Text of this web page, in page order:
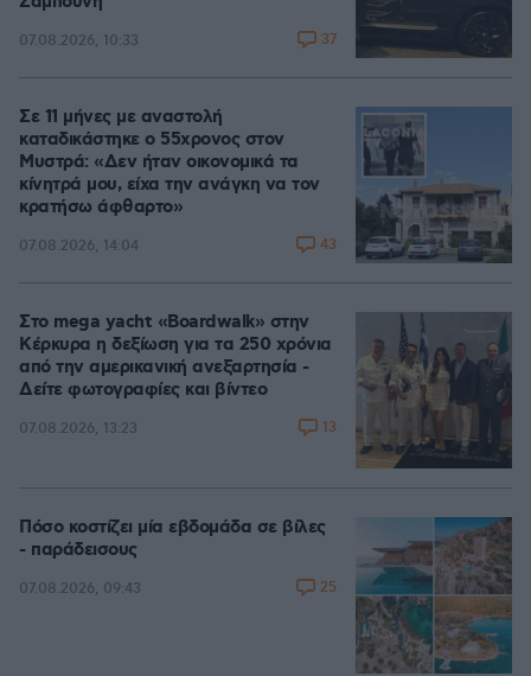
07.08.2026, 10:33 37
Σε 11 μήνες με αναστολή
καταδικάστηκε ο 55χρονος στον
Μυστρά: «Δεν ήταν οικονομικά τα
κίνητρά μου, είχα την ανάγκη να τον
κρατήσω άφθαρτο»
07.08.2026, 14:04 43
Στο mega yacht «Boardwalk» στην
Κέρκυρα η δεξίωση για τα 250 χρόνια
από την αμερικανική ανεξαρτησία -
Δείτε φωτογραφίες και βίντεο
07.08.2026, 13:23 13
Πόσο κοστίζει μία εβδομάδα σε βίλες
- παράδεισους
07.08.2026, 09:43 25